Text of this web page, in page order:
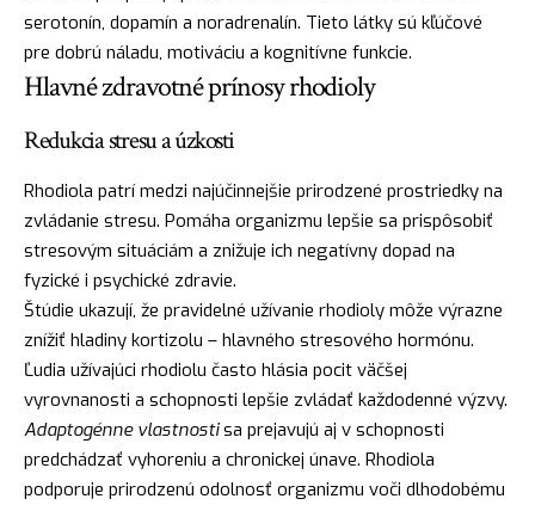
serotonín, dopamín a noradrenalín. Tieto látky sú kľúčové
pre dobrú náladu, motiváciu a kognitívne funkcie.
Hlavné zdravotné prínosy rhodioly
Redukcia stresu a úzkosti
Rhodiola patrí medzi najúčinnejšie prirodzené prostriedky na
zvládanie stresu. Pomáha organizmu lepšie sa prispôsobiť
stresovým situáciám a znižuje ich negatívny dopad na
fyzické i psychické zdravie.
Štúdie ukazují, že pravidelné užívanie rhodioly môže výrazne
znížiť hladiny kortizolu – hlavného stresového hormónu.
Ľudia užívajúci rhodiolu často hlásia pocit väčšej
vyrovnanosti a schopnosti lepšie zvládať každodenné výzvy.
Adaptogénne vlastnostisa prejavujú aj v schopnosti
predchádzať vyhoreniu a chronickej únave. Rhodiola
podporuje prirodzenú odolnosť organizmu voči dlhodobému